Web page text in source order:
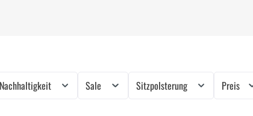
Nachhaltigkeit Sale Sitzpolsterung
Preis